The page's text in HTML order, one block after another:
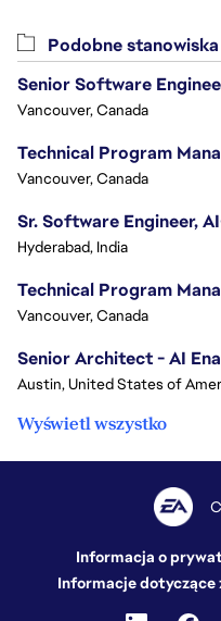
Podobne stanowiska
Senior Software
Vancouver, Canada
Technical Program
Vancouver, Canada
Sr. Software Engineer,
Hyderabad, India
Vancouver, Canada
Senior Architect - AI
Austin, United States of
Wyświetl wszystko
Informacja o
Informacje